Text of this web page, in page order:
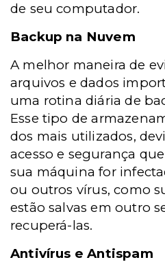
de seu computador.
Backup na Nuvem
A melhor maneira de
arquivos e dados
uma rotina diária de
Esse tipo de
dos mais utilizados,
acesso e segurança
sua máquina for
ou outros vírus, como
estão salvas em outro
recuperá-las.
Antivírus e Antispam